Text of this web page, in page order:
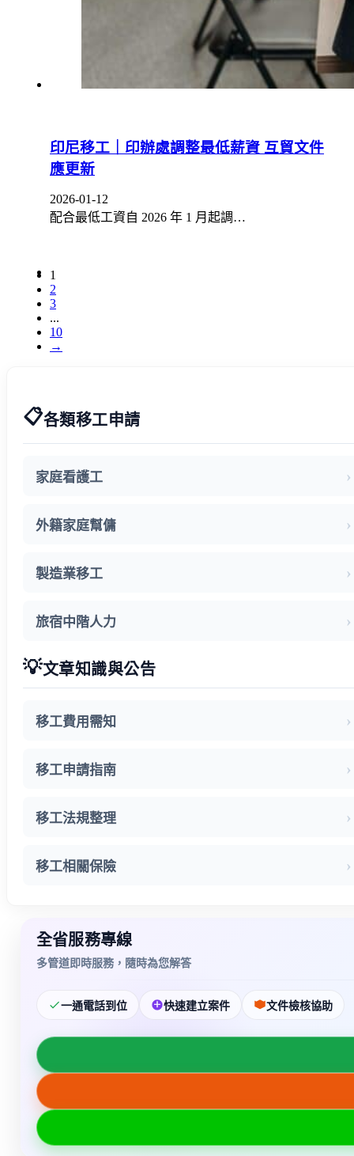
印尼移工｜印辦處調整最低薪資 互貿文件
應更新
2026-01-12
配合最低工資自 2026 年 1 月起調…
1
2
3
...
10
→
📋各類移工申請
家庭看護工
外籍家庭幫傭
製造業移工
旅宿中階人力
💡文章知識與公告
移工費用需知
移工申請指南
移工法規整理
移工相關保險
全省服務專線
多管道即時服務，隨時為您解答
一通電話到位 快速建立案件 文件檢核協助